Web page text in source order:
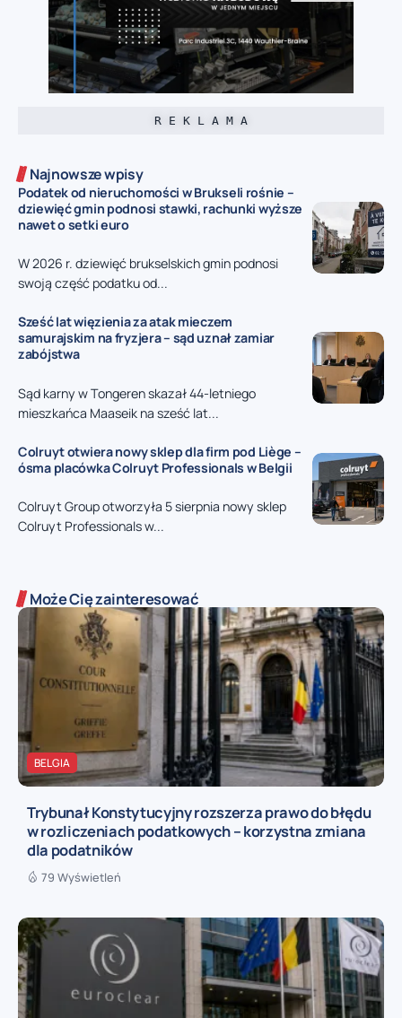
R E K L A M A
Najnowsze wpisy
Podatek od nieruchomości w Brukseli rośnie –
dziewięć gmin podnosi stawki, rachunki wyższe
nawet o setki euro
W 2026 r. dziewięć brukselskich gmin podnosi
swoją część podatku od...
Sześć lat więzienia za atak mieczem
samurajskim na fryzjera – sąd uznał zamiar
zabójstwa
Sąd karny w Tongeren skazał 44-letniego
mieszkańca Maaseik na sześć lat...
Colruyt otwiera nowy sklep dla firm pod Liège –
ósma placówka Colruyt Professionals w Belgii
Colruyt Group otworzyła 5 sierpnia nowy sklep
Colruyt Professionals w...
Może Cię zainteresować
BELGIA
Trybunał Konstytucyjny rozszerza prawo do błędu
w rozliczeniach podatkowych – korzystna zmiana
dla podatników
79 Wyświetleń